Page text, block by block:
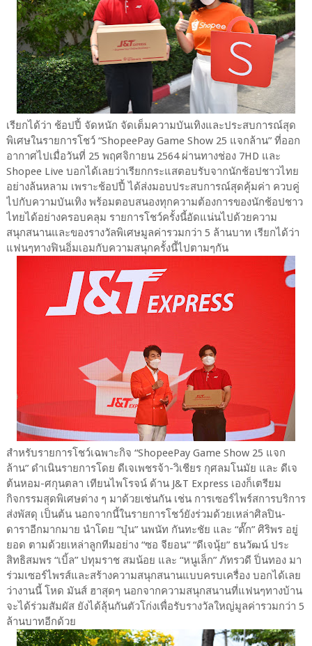
เรียกได้ว่า ช้อปปี้ จัดหนัก จัดเต็มความบันเทิงและประสบการณ์สุด
พิเศษในรายการโชว์ “ShopeePay Game Show 25 แจกล้าน” ที่ออก
อากาศไปเมื่อวันที่ 25 พฤศจิกายน 2564 ผ่านทางช่อง 7HD และ
Shopee Live บอกได้เลยว่าเรียกกระแสตอบรับจากนักช้อปชาวไทย
อย่างล้นหลาม เพราะช้อปปี้ ได้ส่งมอบประสบการณ์สุดคุ้มค่า ควบคู่
ไปกับความบันเทิง พร้อมตอบสนองทุกความต้องการของนักช้อปชาว
ไทยได้อย่างครอบคลุม รายการโชว์ครั้งนี้อัดแน่นไปด้วยความ
สนุกสนานและของรางวัลพิเศษมูลค่ารวมกว่า 5 ล้านบาท เรียกได้ว่า
แฟนๆทางฟินอิ่มเอมกับความสนุกครั้งนี้ไปตามๆกัน
สำหรับรายการโชว์เฉพาะกิจ “ShopeePay Game Show 25 แจก
ล้าน” ดำเนินรายการโดย ดีเจเพชรจ้า-วิเชียร กุศลมโนมัย และ ดีเจ
ต้นหอม-ศกุนตลา เทียนไพโรจน์ ด้าน J&T Express เองก็เตรียม
กิจกรรมสุดพิเศษต่าง ๆ มาด้วยเช่นกัน เช่น การเซอร์ไพร์สการบริการ​
ส่งพัสดุ เป็นต้น นอกจากนี้ในรายการโชว์ยังร่วมด้วยเหล่าศิลปิน-
ดาราอีกมากมาย นำโดย “บุ๋น” นพนัท กันทะชัย และ “ตั๊ก” ศิริพร อยู่
ยอด ตามด้วยเหล่าลูกทีมอย่าง “ซอ จียอน” “ดีเจนุ้ย” ธนวัฒน์ ประ
สิทธิสมพร “เบิ้ล” ปทุมราช สมน้อย และ “หนูเล็ก” ภัทรวดี ปิ่นทอง มา
ร่วมเซอร์ไพรส์และสร้างความสนุกสนานแบบครบเครื่อง บอกได้เลย
ว่างานนี้ โหด มันส์ ฮาสุดๆ นอกจากความสนุกสนานที่แฟนๆทางบ้าน
จะได้ร่วมสัมผัส ยังได้ลุ้นกันตัวโก่งเพื่อรับรางวัลใหญ่มูลค่ารวมกว่า 5
ล้านบาทอีกด้วย